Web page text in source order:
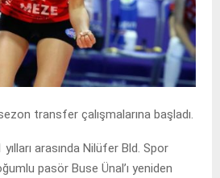
transfer çalışmalarına başladı.
arasında Nilüfer Bld. Spor
pasör Buse Ünal’ı yeniden